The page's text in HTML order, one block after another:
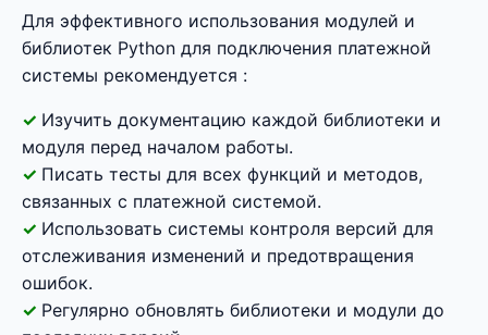
Для эффективного использования модулей и
библиотек Python для подключения платежной
системы рекомендуется :
Изучить документацию каждой библиотеки и
модуля перед началом работы.
Писать тесты для всех функций и методов,
связанных с платежной системой.
Использовать системы контроля версий для
отслеживания изменений и предотвращения
ошибок.
Регулярно обновлять библиотеки и модули до